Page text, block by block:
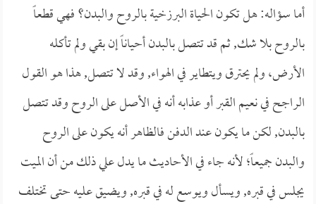
أما سؤاله: هل تكون الحياة البرزخية بالروح والبدن؟ فهي قطعاً
بالروح بلا شك, ثم قد تتصل بالبدن أحياناً إن بقي ولم تأكله
الأرض، ولم يحترق ويتطاير في الهواء, وقد لا تتصل, هذا هو القول
الراجح في نعيم القبر أو عذابه أنه في الأصل على الروح وقد تتصل
بالبدن, لكن ما يكون عند الدفن فالظاهر أنه يكون على الروح
والبدن جميعاً؛ لأنه جاء في الأحاديث ما يدل علي ذلك من أن الميت
يجلس في قبره, ويسأل ويوسع له في قبره, ويضيق عليه حتى تختلف